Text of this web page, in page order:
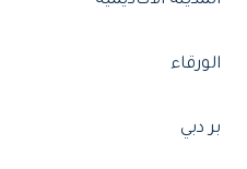
الورقاء
بر دبي